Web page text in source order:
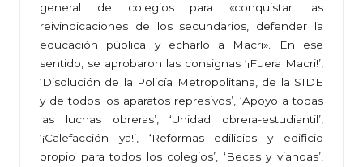
general de colegios para «conquistar las
reivindicaciones de los secundarios, defender la
educación pública y echarlo a Macri». En ese
sentido, se aprobaron las consignas ‘¡Fuera Macri!’,
‘Disolución de la Policía Metropolitana, de la SIDE
y de todos los aparatos represivos’, ‘Apoyo a todas
las luchas obreras’, ‘Unidad obrera-estudiantil’,
‘¡Calefacción ya!’, ‘Reformas edilicias y edificio
propio para todos los colegios’, ‘Becas y viandas’,